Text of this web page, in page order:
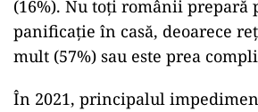
(16%). Nu toți românii prepară
panificaţie în casă, deoarece
mult (57%) sau este prea
În 2021, principalul